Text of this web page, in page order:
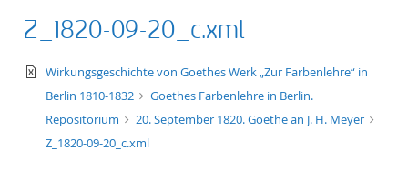
Z_1820-09-20_c.xml
text/xml
Wirkungsgeschichte von Goethes Werk „Zur Farbenlehre“ in
Berlin 1810-1832
Goethes Farbenlehre in Berlin.
Repositorium
20. September 1820. Goethe an J. H. Meyer
Z_1820-09-20_c.xml